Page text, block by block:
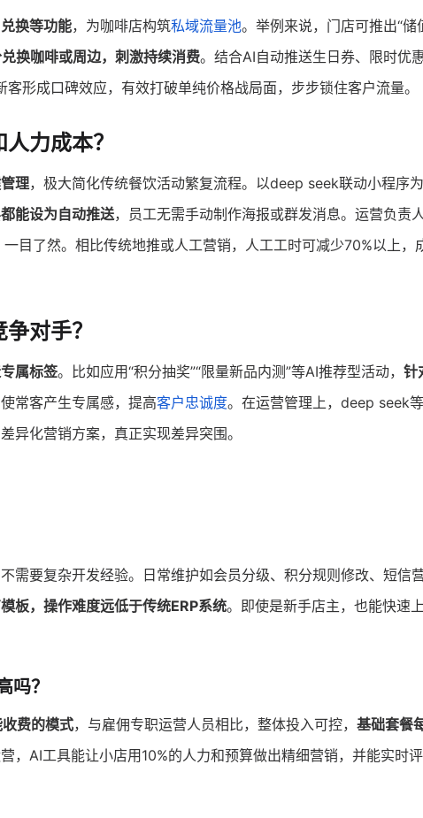
换等功能，为咖啡店构筑私域流量池。举例来说，门店可推出“储
换咖啡或周边，刺激持续消费。结合AI自动推送生日券、限时优惠
形成口碑效应，有效打破单纯价格战局面，步步锁住客户流量。
力成本？
理，极大简化传统餐饮活动繁复流程。以deep seek联动小程序为
能设为自动推送，员工无需手动制作海报或群发消息。运营负责
目了然。相比传统地推或人工营销，人工工时可减少70%以上，
对手？
属标签。比如应用“积分抽奖”“限量新品内测”等AI推荐型活动， 针
常客产生专属感，提高客户忠诚度。在运营管理上，deep seek
异化营销方案，真正实现差异突围。
需要复杂开发经验。日常维护如会员分级、积分规则修改、短信
板，操作难度远低于传统ERP系统。即使是新手店主，也能快速上
吗？
费的模式，与雇佣专职运营人员相比，整体投入可控， 基础套餐
，AI工具能让小店用10%的人力和预算做出精细营销，并能实时